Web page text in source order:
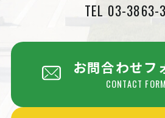
TEL 03-3863-
お問合わせフ
CONTACT FORM